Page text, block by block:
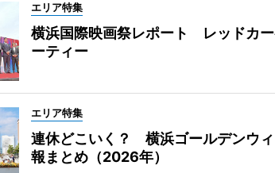
エリア特集
横浜国際映画祭レポート レッドカ
ーティー
エリア特集
連休どこいく？ 横浜ゴールデンウ
報まとめ（2026年）